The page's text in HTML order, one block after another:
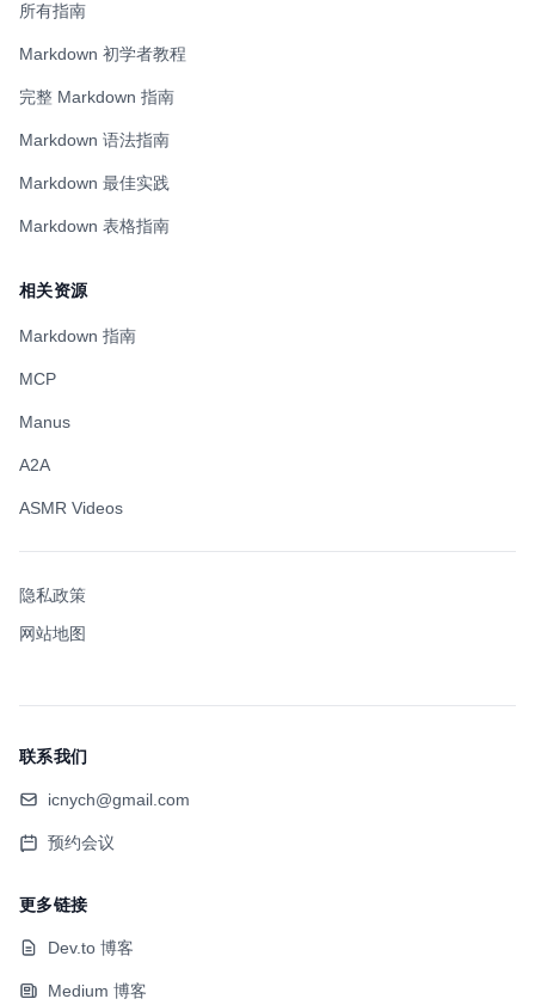
所有指南
Markdown 初学者教程
完整 Markdown 指南
Markdown 语法指南
Markdown 最佳实践
Markdown 表格指南
相关资源
Markdown 指南
MCP
Manus
A2A
ASMR Videos
隐私政策
网站地图
联系我们
icnych@gmail.com
预约会议
更多链接
Dev.to 博客
Medium 博客